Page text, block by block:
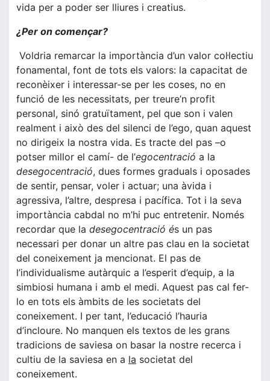
vida per a poder ser lliures i creatius.
¿Per on començar?
Voldria remarcar la importància d’un valor col·lectiu
fonamental, font de tots els valors: la capacitat de
reconèixer i interessar-se per les coses, no en
funció de les necessitats, per treure’n profit
personal, sinó gratuïtament, pel que son i valen
realment i això des del silenci de l’ego, quan aquest
no dirigeix la nostra vida. Es tracte del pas –o
potser millor el camí- de l’egocentració a la
desegocentració, dues formes graduals i oposades
de sentir, pensar, voler i actuar; una àvida i
agressiva, l’altre, despresa i pacífica. Tot i la seva
importància cabdal no m’hi puc entretenir. Només
recordar que la desegocentració és un pas
necessari per donar un altre pas clau en la societat
del coneixement ja mencionat. El pas de
l’individualisme autàrquic a l’esperit d’equip, a la
simbiosi humana i amb el medi. Aquest pas cal fer-
lo en tots els àmbits de les societats del
coneixement. I per tant, l’educació l’hauria
d’incloure. No manquen els textos de les grans
tradicions de saviesa on basar la nostre recerca i
cultiu de la saviesa en a la societat del
coneixement.